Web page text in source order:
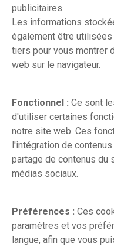
publicitaires.
Les informations
également être
tiers pour vous montrer
web sur le navigateur.
Fonctionnel : Ce sont
d'utiliser certaines
notre site web. Ces
l'intégration de
partage de contenus
médias sociaux.
Préférences : Ces
paramètres et vos
langue, afin que vous